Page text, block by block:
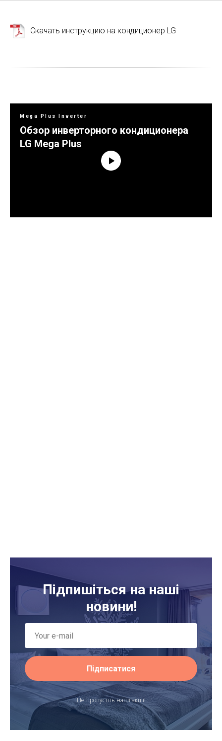
Скачать инструкцию на кондиционер LG
Mega Plus Inverter
Обзор инверторного кондиционера
LG Mega Plus
Підпишіться на наші
новини!
Підписатися
Не пропустіть наші акції!